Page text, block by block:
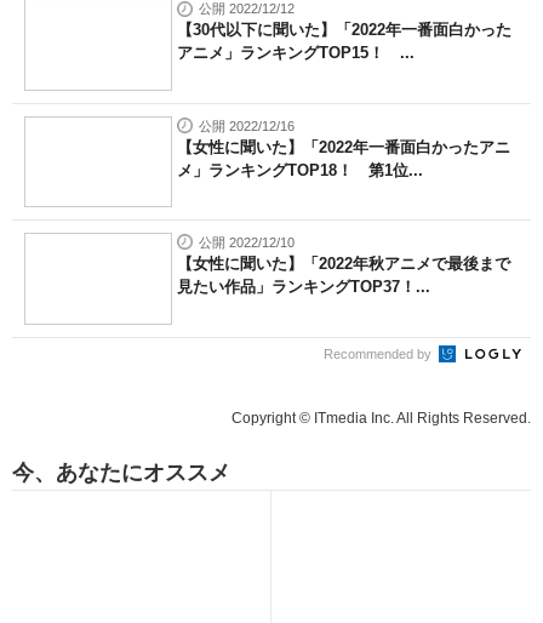
公開 2022/12/12
【30代以下に聞いた】「2022年一番面白かった
アニメ」ランキングTOP15！ ...
公開 2022/12/16
【女性に聞いた】「2022年一番面白かったアニ
メ」ランキングTOP18！ 第1位...
公開 2022/12/10
【女性に聞いた】「2022年秋アニメで最後まで
見たい作品」ランキングTOP37！...
Recommended by
Copyright © ITmedia Inc. All Rights Reserved.
今、あなたにオススメ